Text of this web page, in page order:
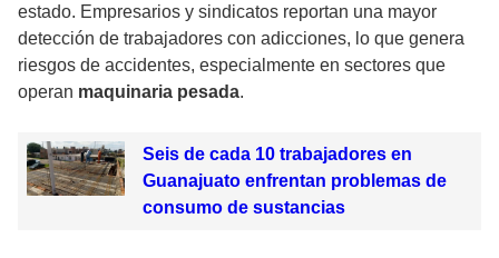
estado. Empresarios y sindicatos reportan una mayor
detección de trabajadores con adicciones, lo que genera
riesgos de accidentes, especialmente en sectores que
operan maquinaria pesada.
Seis de cada 10 trabajadores en
Guanajuato enfrentan problemas de
consumo de sustancias